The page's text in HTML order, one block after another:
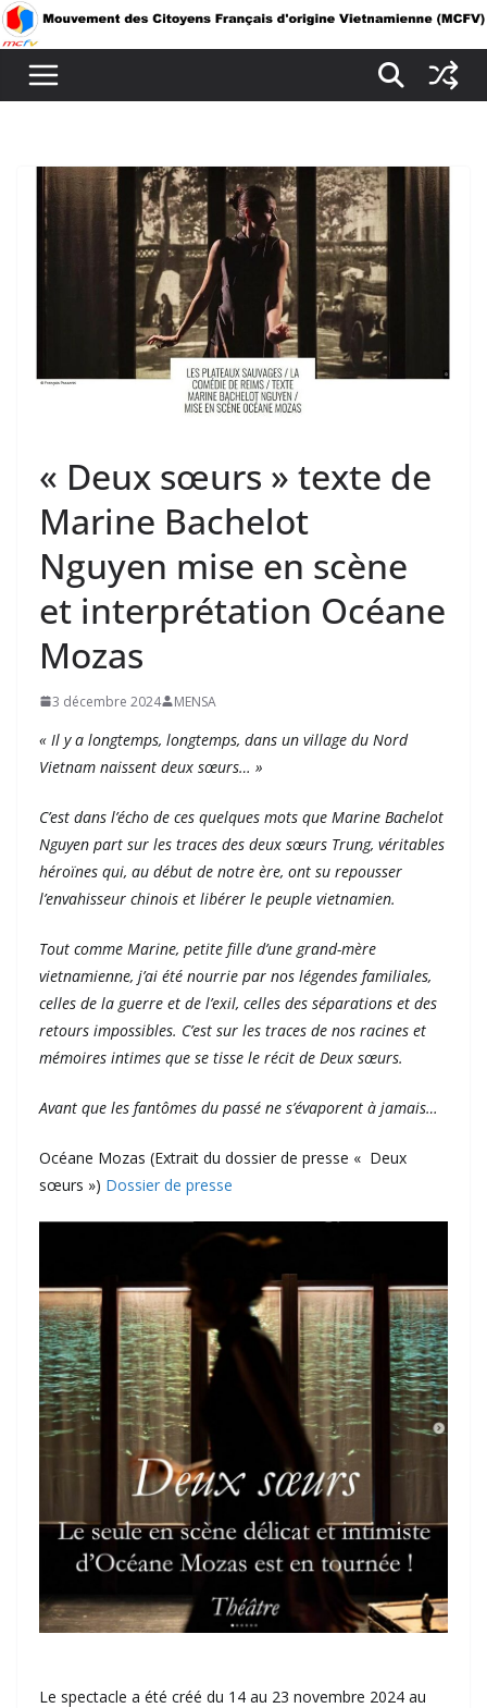
Passer
au
contenu
« Deux sœurs » texte de
Marine Bachelot
Nguyen mise en scène
et interprétation Océane
Mozas
3 décembre 2024 MENSA
« Il y a longtemps, longtemps, dans un village du Nord
Vietnam naissent deux sœurs… »
C’est dans l’écho de ces quelques mots que Marine Bachelot
Nguyen part sur les traces des deux sœurs Trung, véritables
héroïnes qui, au début de notre ère, ont su repousser
l’envahisseur chinois et libérer le peuple vietnamien.
Tout comme Marine, petite fille d’une grand-mère
vietnamienne, j’ai été nourrie par nos légendes familiales,
celles de la guerre et de l’exil, celles des séparations et des
retours impossibles. C’est sur les traces de nos racines et
mémoires intimes que se tisse le récit de Deux sœurs.
Avant que les fantômes du passé ne s’évaporent à jamais…
Océane Mozas (Extrait du dossier de presse « Deux
sœurs ») Dossier de presse
Le spectacle a été créé du 14 au 23 novembre 2024 au